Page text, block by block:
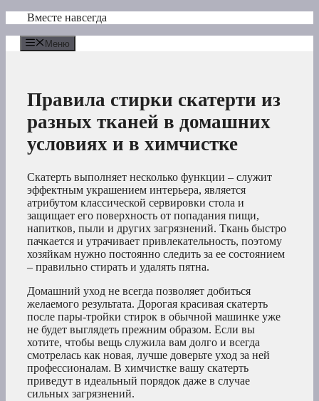
Перейти
содержимому
Вместе навсегда
Меню
Правила стирки скатерти из
разных тканей в домашних
условиях и в химчистке
Скатерть выполняет несколько функции – служит
эффектным украшением интерьера, является
атрибутом классической сервировки стола и
защищает его поверхность от попадания пищи,
напитков, пыли и других загрязнений. Ткань быстро
пачкается и утрачивает привлекательность, поэтому
хозяйкам нужно постоянно следить за ее состоянием
– правильно стирать и удалять пятна.
Домашний уход не всегда позволяет добиться
желаемого результата. Дорогая красивая скатерть
после пары-тройки стирок в обычной машинке уже
не будет выглядеть прежним образом. Если вы
хотите, чтобы вещь служила вам долго и всегда
смотрелась как новая, лучше доверьте уход за ней
профессионалам. В химчистке вашу скатерть
приведут в идеальный порядок даже в случае
сильных загрязнений.